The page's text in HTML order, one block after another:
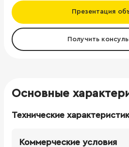
Презентация
Получить
Основные
Технические
Коммерческие условия